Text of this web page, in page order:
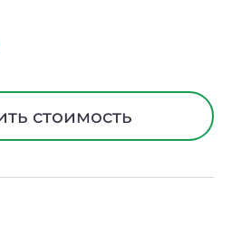
стоимость